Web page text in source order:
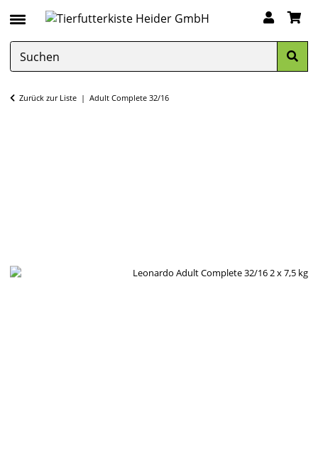
Zurück zur Liste Adult Complete 32/16